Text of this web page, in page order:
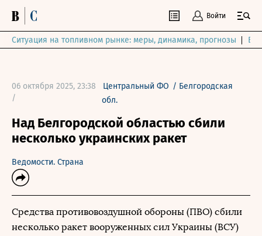
Войти
Ситуация на топливном рынке: меры, динамика, прогнозы
06 октября 2025, 23:38
/
Центральный ФО / Белгородская
обл.
Над Белгородской областью сбили
несколько украинских ракет
Ведомости. Страна
Средства противовоздушной обороны (ПВО) сбили
несколько ракет вооруженных сил Украины (ВСУ)